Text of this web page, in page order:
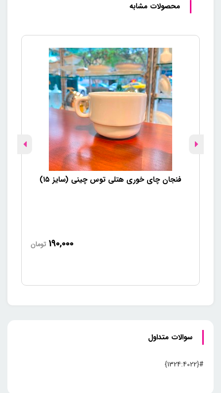
محصولات مشابه
فنجان چای خوری هتلی توس چینی (سایز ۱۵)
190,000 تومان
سوالات متداول
#{1324:4022}